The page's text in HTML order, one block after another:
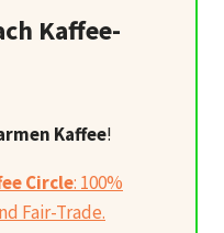
Kaffee-
Kaffee!
Circle: 100%
Fair-Trade.